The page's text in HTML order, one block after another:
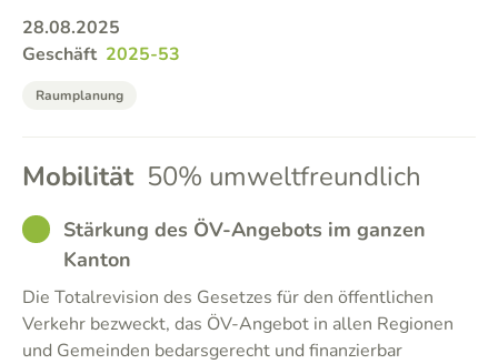
28.08.2025
Geschäft 2025-53
Raumplanung
Mobilität 50% umweltfreundlich
GOODStärkung des ÖV-Angebots im ganzen
Kanton
Die Totalrevision des Gesetzes für den öffentlichen
Verkehr bezweckt, das ÖV-Angebot in allen Regionen
und Gemeinden bedarsgerecht und finanzierbar